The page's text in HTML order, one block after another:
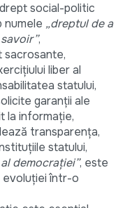
social-politic
numele „dreptul de a
,
sacrosante,
liber al
statului,
garanții ale
la informație,
transparența,
statului,
democraţiei”, este
evoluţiei într-o